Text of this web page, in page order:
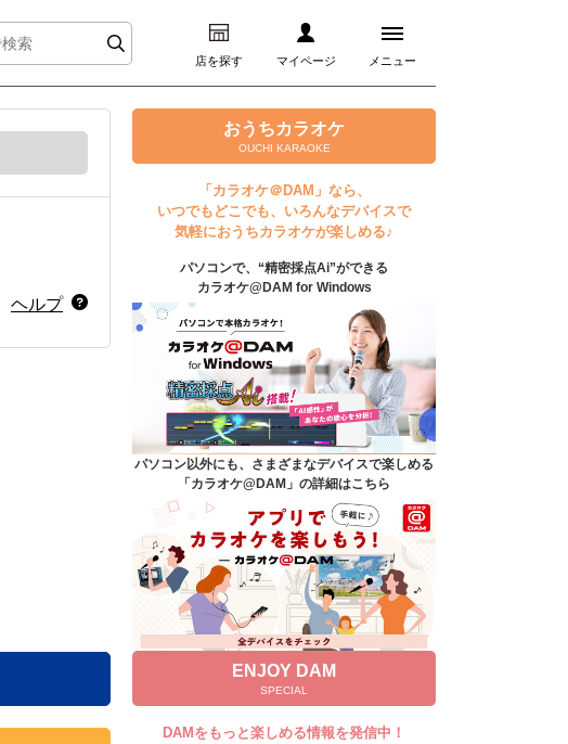
店を探す マイページ メニュー
ログイン
マイページ
プレミアムサービス
DAM★とも動画
DAM★とも録音
カラオケ＠DAM
ユーザー検索
キャンペーン
よくあるご質問
DAMの新曲・ランキングなど
カラオケ最新情報をチェック！
ヘルプ
おうちカラオケ
OUCHI KARAOKE
「カラオケ＠DAM」なら、
いつでもどこでも、いろんなデバイスで
気軽におうちカラオケが楽しめる♪
パソコンで、“精密採点Ai”ができる
カラオケ@DAM for Windows
パソコン以外にも、さまざまなデバイスで楽しめる
「カラオケ@DAM」の詳細はこちら
ENJOY DAM
SPECIAL
DAMをもっと楽しめる情報を発信中！